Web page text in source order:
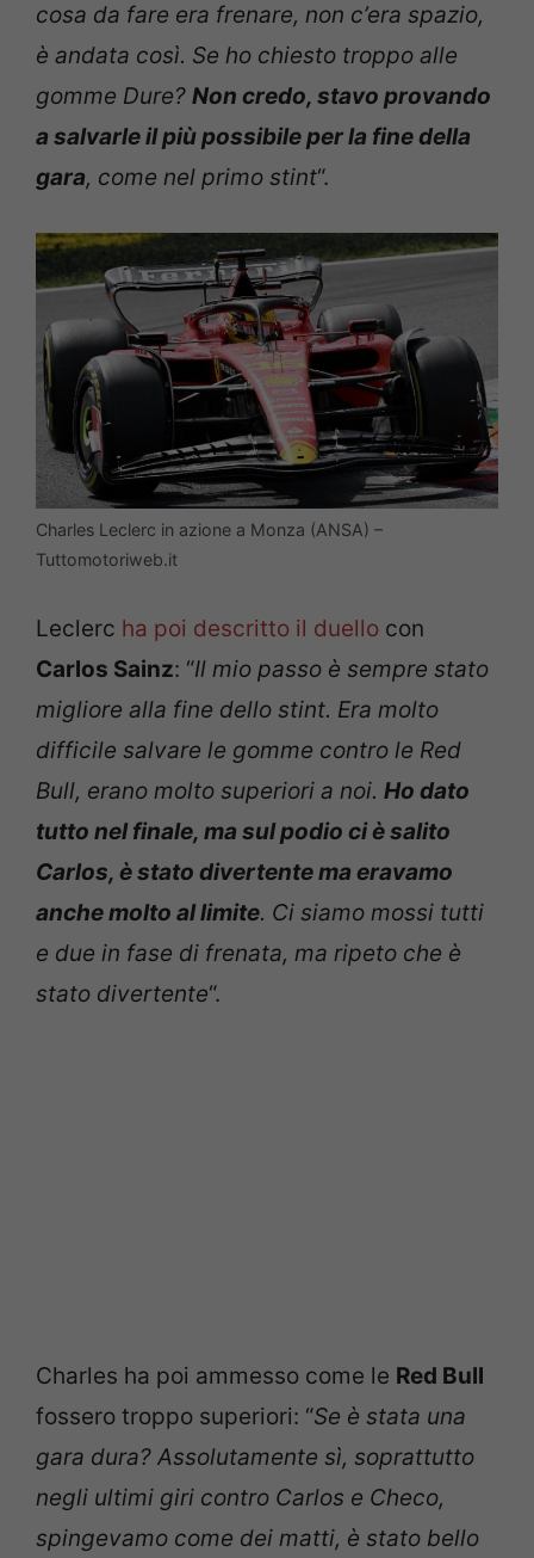
cosa da fare era frenare, non c’era spazio,
è andata così. Se ho chiesto troppo alle
gomme Dure? Non credo, stavo provando
a salvarle il più possibile per la fine della
gara, come nel primo stint“.
Charles Leclerc in azione a Monza (ANSA) –
Tuttomotoriweb.it
Leclerc ha poi descritto il duello con
Carlos Sainz: “Il mio passo è sempre stato
migliore alla fine dello stint. Era molto
difficile salvare le gomme contro le Red
Bull, erano molto superiori a noi. Ho dato
tutto nel finale, ma sul podio ci è salito
Carlos, è stato divertente ma eravamo
anche molto al limite. Ci siamo mossi tutti
e due in fase di frenata, ma ripeto che è
stato divertente“.
Charles ha poi ammesso come le Red Bull
fossero troppo superiori: “Se è stata una
gara dura? Assolutamente sì, soprattutto
negli ultimi giri contro Carlos e Checo,
spingevamo come dei matti, è stato bello